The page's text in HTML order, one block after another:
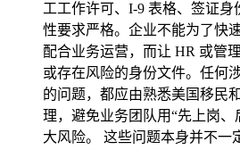
工工作许可、I-9 表格、签证
性要求严格。企业不能为了快
配合业务运营，而让 HR 或管
或存在风险的身份文件。任何
的问题，都应由熟悉美国移民
理，避免业务团队用“先上岗、
大风险。 这些问题本身并不一